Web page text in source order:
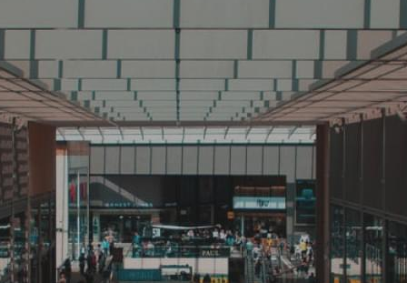
Ценовая категория
Компания основана
2003
Количество объектов в мире
10
Количество объектов в России
10
Представлены в регионах
Москва
Изменить
Наличие франчайзинга
Нет
О компании Колбасофф